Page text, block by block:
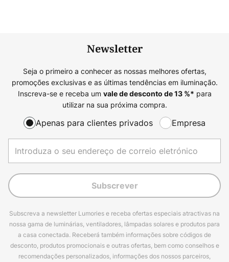
Newsletter
Seja o primeiro a conhecer as nossas melhores ofertas,
promoções exclusivas e as últimas tendências em iluminação.
Inscreva-se e receba um vale de desconto de13%* para
utilizar na sua próxima compra.
Apenas para clientes privados Empresa
Subscrever
Subscreva a newsletter Lumories e receba ofertas especiais atractivas na
nossa gama de luminárias, ventiladores, lâmpadas solares e produtos para
a casa conectada. Receberá também informações sobre códigos de
desconto, produtos promocionais e outras ofertas, bem como conselhos e
recomendações personalizados, informações dos nossos parceiros,